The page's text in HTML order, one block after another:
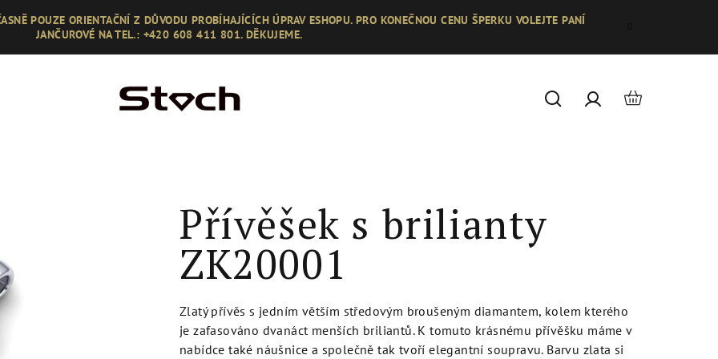
POUZE ORIENTAČNÍ Z DŮVODU PROBÍHAJÍCÍCH ÚPRAV ESHOPU. PRO KONEČNOU CENU ŠPERKU VOLEJTE PANÍ
JANČUROVÉ NA TEL.: +420 608 411 801. DĚKUJEME.
HledatPřihlášení
Nákupní
Přívěšek s brilianty
ZK20001
Zlatý přívěs s jedním větším středovým broušeným diamantem, kolem kterého
je zafasováno dvanáct menších briliantů. K tomuto krásnému přívěšku máme v
nabídce také náušnice a společně tak tvoří elegantní soupravu. Barvu zlata si